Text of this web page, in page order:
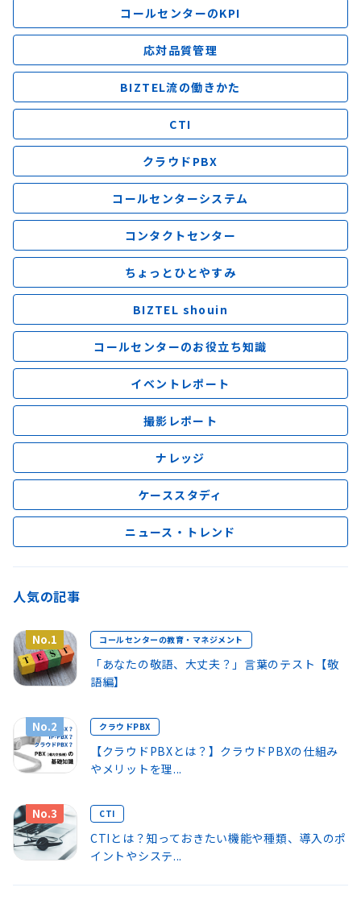
コールセンターのKPI
応対品質管理
BIZTEL流の働きかた
CTI
クラウドPBX
コールセンターシステム
コンタクトセンター
ちょっとひとやすみ
BIZTEL shouin
コールセンターのお役立ち知識
イベントレポート
撮影レポート
ナレッジ
ケーススタディ
ニュース・トレンド
人気の記事
No.1 コールセンターの教育・マネジメント
「あなたの敬語、大丈夫？」言葉のテスト【敬
語編】
No.2 クラウドPBX
【クラウドPBXとは？】クラウドPBXの仕組み
やメリットを理...
No.3 CTI
CTIとは？知っておきたい機能や種類、導入のポ
イントやシステ...